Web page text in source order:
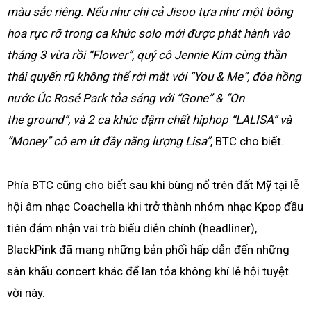
màu sắc riêng. Nếu như chị cả Jisoo tựa như một bông
hoa rực rỡ trong ca khúc solo mới được phát hành vào
tháng 3 vừa rồi “Flower”, quý cô Jennie Kim cùng thần
thái quyến rũ không thể rời mắt với “You & Me”, đóa hồng
nước Úc Rosé Park tỏa sáng với “Gone” & “On
the ground”, và 2 ca khúc đậm chất hiphop “LALISA” và
“Money” cô em út đầy năng lượng Lisa”, BTC cho biết.
Phía BTC cũng cho biết sau khi bùng nổ trên đất Mỹ tại lễ
hội âm nhạc Coachella khi trở thành nhóm nhạc Kpop đầu
tiên đảm nhận vai trò biểu diễn chính (headliner),
BlackPink đã mang những bản phối hấp dẫn đến những
sân khấu concert khác để lan tỏa không khí lễ hội tuyệt
vời này.